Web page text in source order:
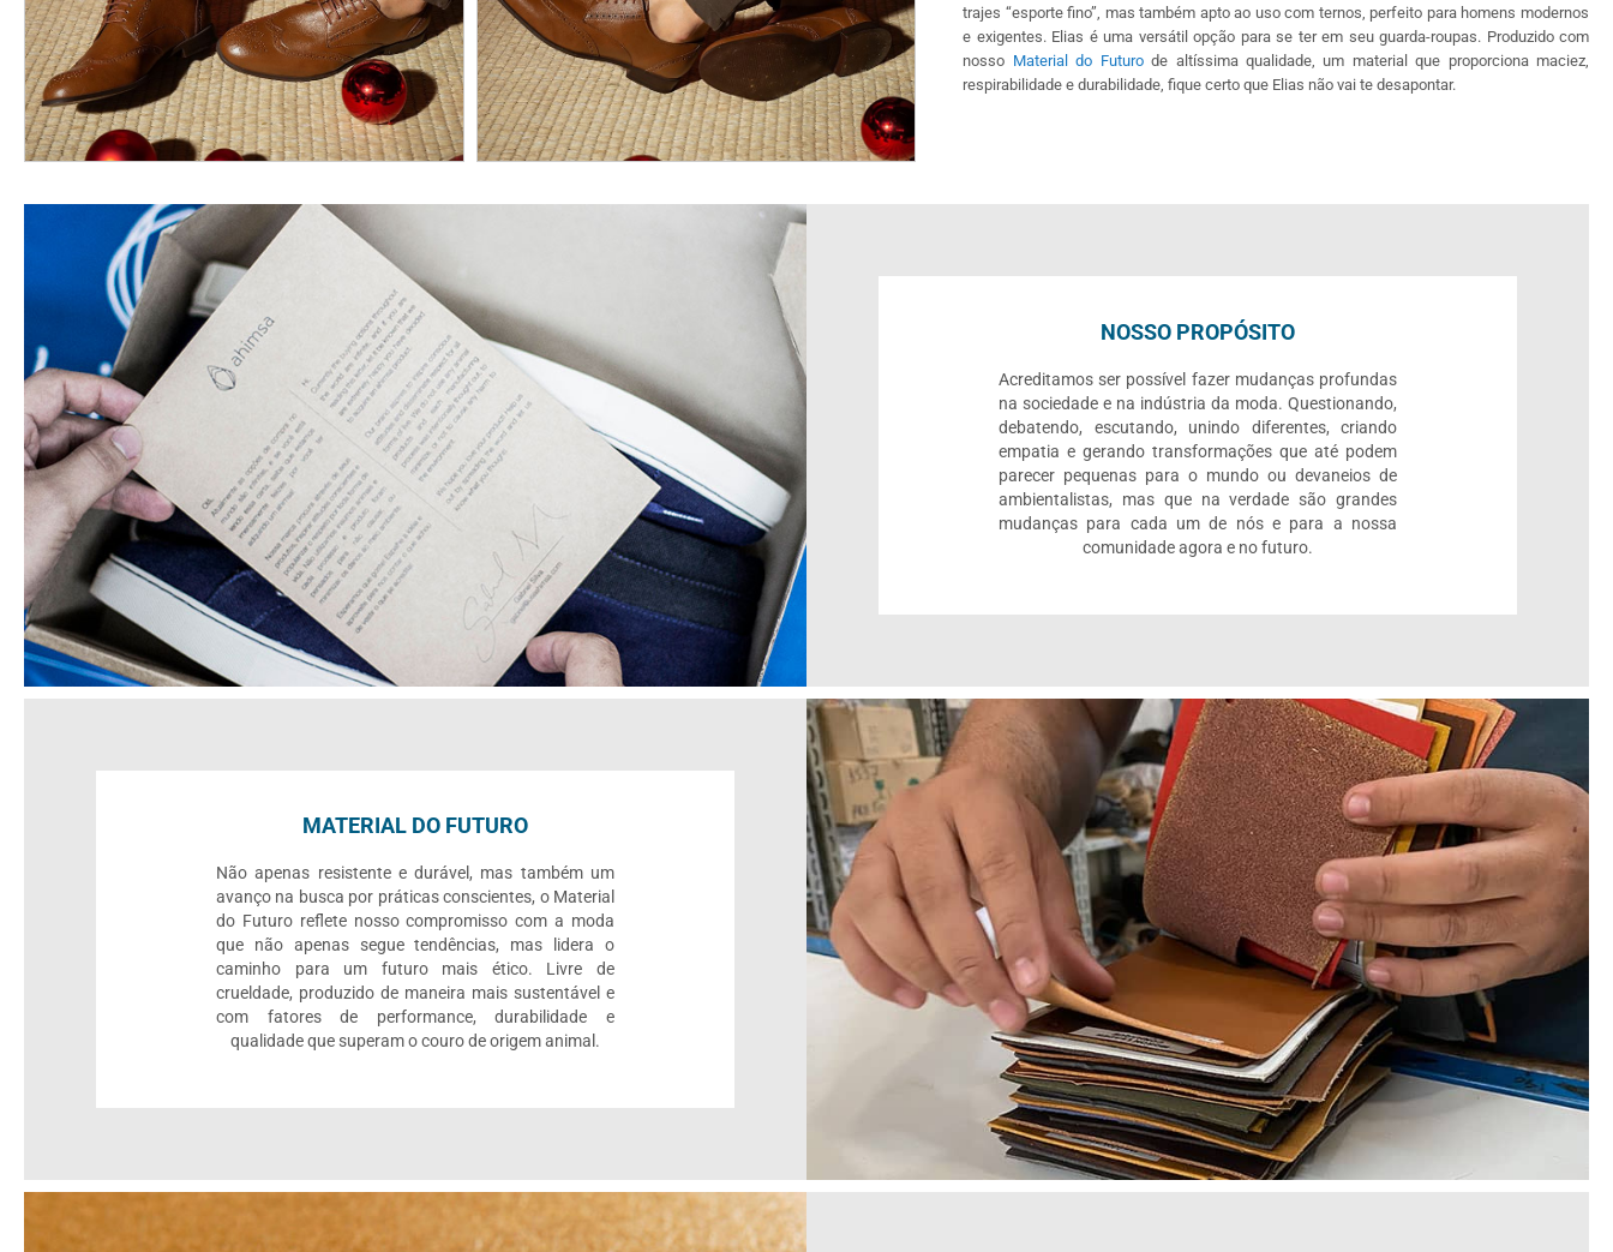
trajes “esporte fino”, mas também apto ao uso com ternos, perfeito para homens modernos
e exigentes. Elias é uma versátil opção para se ter em seu guarda-roupas. Produzido com
nosso Material do Futurode altíssima qualidade, um material que proporciona maciez,
respirabilidade e durabilidade, fique certo que Elias não vai te desapontar.
NOSSO PROPÓSITO
Acreditamos ser possível fazer mudanças profundas
na sociedade e na indústria da moda. Questionando,
debatendo, escutando, unindo diferentes, criando
empatia e gerando transformações que até podem
parecer pequenas para o mundo ou devaneios de
ambientalistas, mas que na verdade são grandes
mudanças para cada um de nós e para a nossa
comunidade agora e no futuro.
MATERIAL DO FUTURO
Não apenas resistente e durável, mas também um
avanço na busca por práticas conscientes, o Material
do Futuro reflete nosso compromisso com a moda
que não apenas segue tendências, mas lidera o
caminho para um futuro mais ético. Livre de
crueldade, produzido de maneira mais sustentável e
com fatores de performance, durabilidade e
qualidade que superam o couro de origem animal.